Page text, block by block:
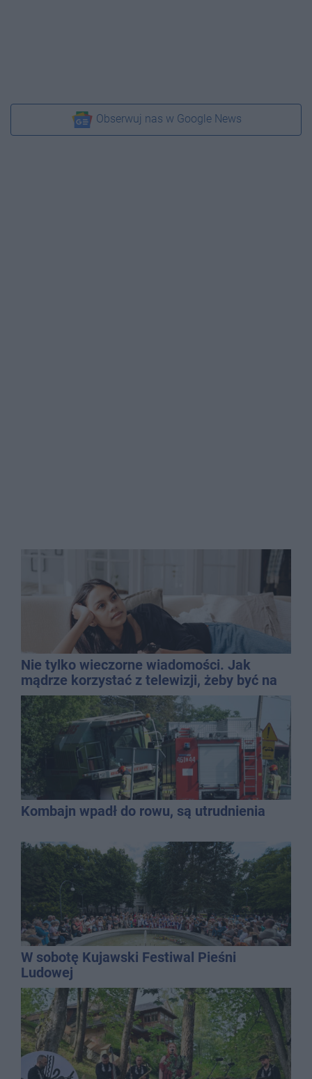
Obserwuj nas w Google News
Nie tylko wieczorne wiadomości. Jak
mądrze korzystać z telewizji, żeby być na
bieżąco, ale nie żyć w informacyjnym
chaosie?
Kombajn wpadł do rowu, są utrudnienia
W sobotę Kujawski Festiwal Pieśni
Ludowej